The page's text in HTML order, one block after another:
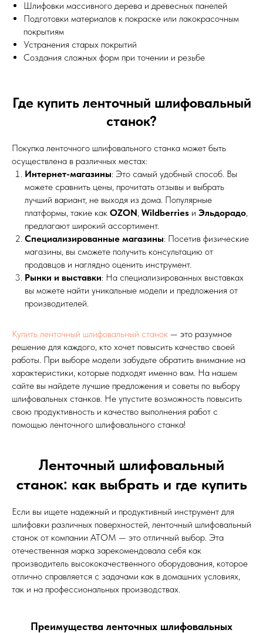
Шлифовки массивного дерева и древесных панелей
Подготовки материалов к покраске или лакокрасочным
покрытиям
Устранения старых покрытий
Создания сложных форм при точении и резьбе
Где купить ленточный шлифовальный
станок?
Покупка ленточного шлифовального станка может быть
осуществлена в различных местах:
Интернет-магазины: Это самый удобный способ. Вы
можете сравнить цены, прочитать отзывы и выбрать
лучший вариант, не выходя из дома. Популярные
платформы, такие как OZON, Wildberries и Эльдорадо,
предлагают широкий ассортимент.
Специализированные магазины: Посетив физические
магазины, вы сможете получить консультацию от
продавцов и наглядно оценить инструмент.
Рынки и выставки: На специализированных выставках
вы можете найти уникальные модели и предложения от
производителей.
Купить ленточный шлифовальный станок — это разумное
решение для каждого, кто хочет повысить качество своей
работы. При выборе модели забудьте обратить внимание на
характеристики, которые подходят именно вам. На нашем
сайте вы найдете лучшие предложения и советы по выбору
шлифовальных станков. Не упустите возможность повысить
свою продуктивность и качество выполнения работ с
помощью ленточного шлифовального станка!
Ленточный шлифовальный
станок: как выбрать и где купить
Если вы ищете надежный и продуктивный инструмент для
шлифовки различных поверхностей, ленточный шлифовальный
станок от компании АТОМ — это отличный выбор. Эта
отечественная марка зарекомендовала себя как
производитель высококачественного оборудования, которое
отлично справляется с задачами как в домашних условиях,
так и на профессиональных производствах.
Преимущества ленточных шлифовальных